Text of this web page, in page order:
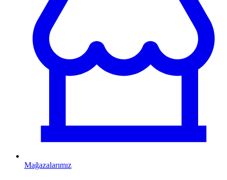
Mağazalarımız